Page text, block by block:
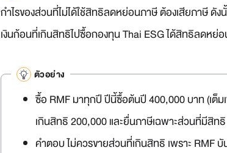
กำไรของส่วนที่ไม่ได้ใช้สิทธิลดหย่อนภาษี ต้องเสียภาษี ดั
เงินก้อนที่เกินสิทธิไปซื้อกองทุน Thai ESG ได้สิทธิลดห
ตัวอย่าง
ซื้อ RMF มาทุกปี ปีนี้ซื้อต้นปี 400,000 บาท (เต็ม
เกินสิทธิ 200,000 และยื่นภาษีเฉพาะส่วนที่มีสิทธิ
คำตอบ ไม่ควรขายส่วนที่เกินสิทธิ เพราะ